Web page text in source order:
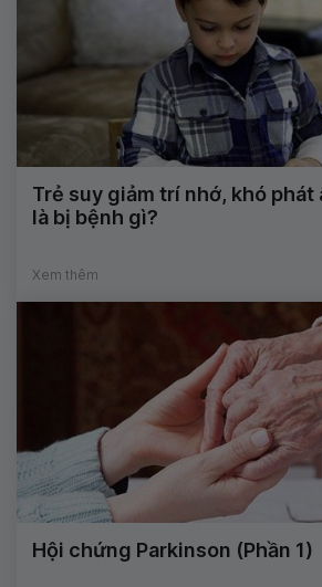
Trẻ suy giảm trí nhớ, khó phát
là bị bệnh gì?
Xem thêm
Hội chứng Parkinson (Phần 1)